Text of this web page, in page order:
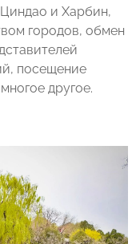
и Харбин,
городов, обмен
посещение
другое.